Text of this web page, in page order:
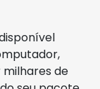
milhares de